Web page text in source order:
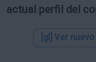
actual perfil del
[gl] Ver